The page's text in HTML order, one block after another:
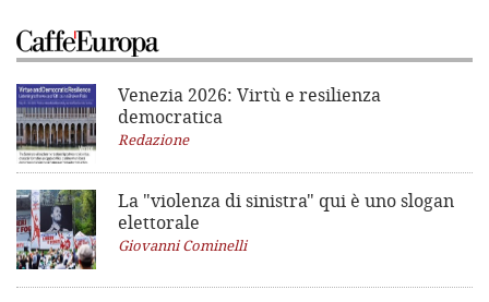
Venezia 2026: Virtù e resilienza
democratica
Redazione
La "violenza di sinistra" qui è uno slogan
elettorale
Giovanni Cominelli